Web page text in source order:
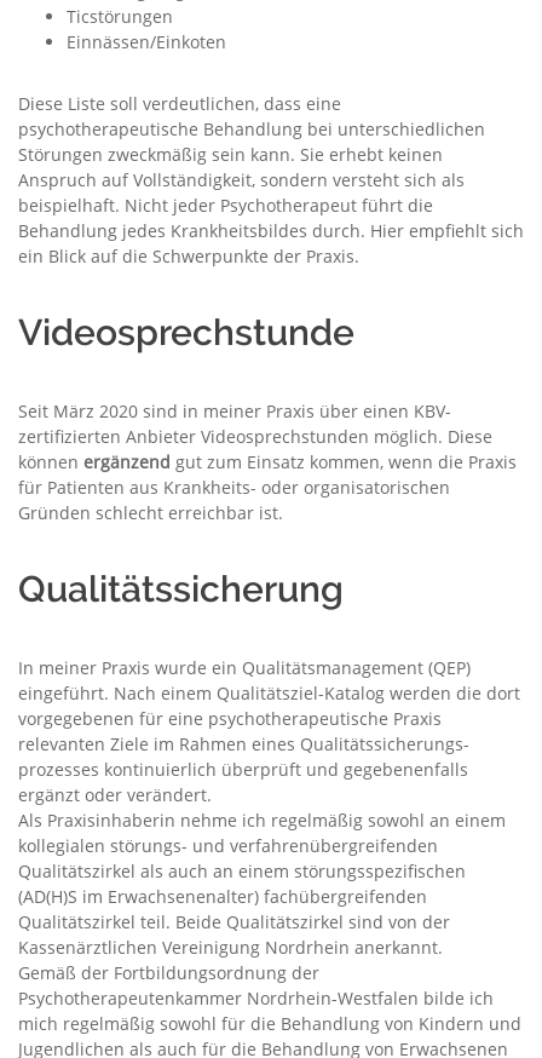
Ticstörungen
Einnässen/Einkoten
Diese Liste soll verdeutlichen, dass eine
psychotherapeutische Behandlung bei unterschiedlichen
Störungen zweckmäßig sein kann. Sie erhebt keinen
Anspruch auf Vollständigkeit, sondern versteht sich als
beispielhaft. Nicht jeder Psychotherapeut führt die
Behandlung jedes Krankheitsbildes durch. Hier empfiehlt sich
ein Blick auf die Schwerpunkte der Praxis.
Videosprechstunde
Seit März 2020 sind in meiner Praxis über einen KBV-
zertifizierten Anbieter Videosprechstunden möglich. Diese
können ergänzend gut zum Einsatz kommen, wenn die Praxis
für Patienten aus Krankheits- oder organisatorischen
Gründen schlecht erreichbar ist.
Qualitätssicherung
In meiner Praxis wurde ein Qualitätsmanagement (QEP)
eingeführt. Nach einem Qualitätsziel-Katalog werden die dort
vorgegebenen für eine psychotherapeutische Praxis
relevanten Ziele im Rahmen eines Qualitätssicherungs­
prozesses kontinuierlich überprüft und gegebenenfalls
ergänzt oder verändert.
Als Praxisinhaberin nehme ich regelmäßig sowohl an einem
kollegialen störungs- und verfahren­übergreifenden
Qualitätszirkel als auch an einem störungsspezifischen
(AD(H)S im Erwachsenenalter) fach­übergreifenden
Qualitätszirkel teil. Beide Qualitätszirkel sind von der
Kassenärztlichen Vereinigung Nordrhein anerkannt.
Gemäß der Fortbildungsordnung der
Psychotherapeutenkammer Nordrhein-Westfalen bilde ich
mich regelmäßig sowohl für die Behandlung von Kindern und
Jugendlichen als auch für die Behandlung von Erwachsenen